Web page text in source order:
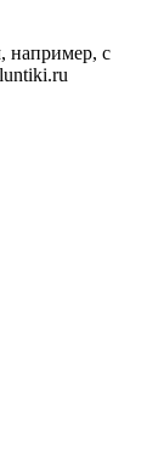
например, с